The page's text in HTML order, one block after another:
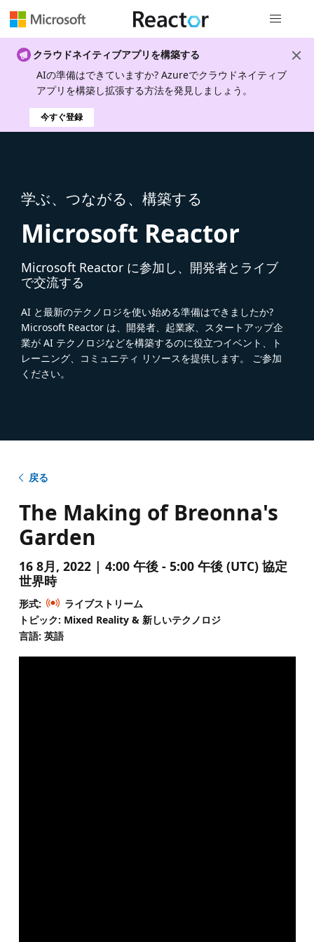
クラウドネイティブアプリを構築する
AIの準備はできていますか? Azureでクラウドネイティブ
アプリを構築し拡張する方法を発見しましょう。
今すぐ登録
学ぶ、つながる、構築する
Microsoft Reactor
Microsoft Reactor に参加し、開発者とライブ
で交流する
AI と最新のテクノロジを使い始める準備はできましたか?
Microsoft Reactor は、開発者、起業家、スタートアップ企
業が AI テクノロジなどを構築するのに役立つイベント、ト
レーニング、コミュニティ リソースを提供します。 ご参加
ください。
戻る
The Making of Breonna's
Garden
16 8月, 2022 | 4:00 午後 - 5:00 午後 (UTC) 協定
世界時
形式:
ライブストリーム
トピック: Mixed Reality & 新しいテクノロジ
言語: 英語